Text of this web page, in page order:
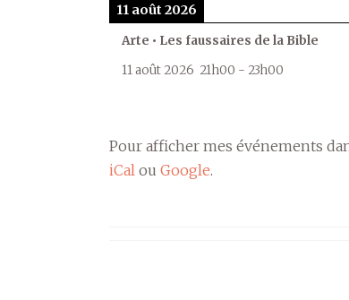
11 août 2026
Arte • Les faussaires de la Bible
11 août 2026 21h00 - 23h00
Pour afficher mes événements
iCal ou Google.